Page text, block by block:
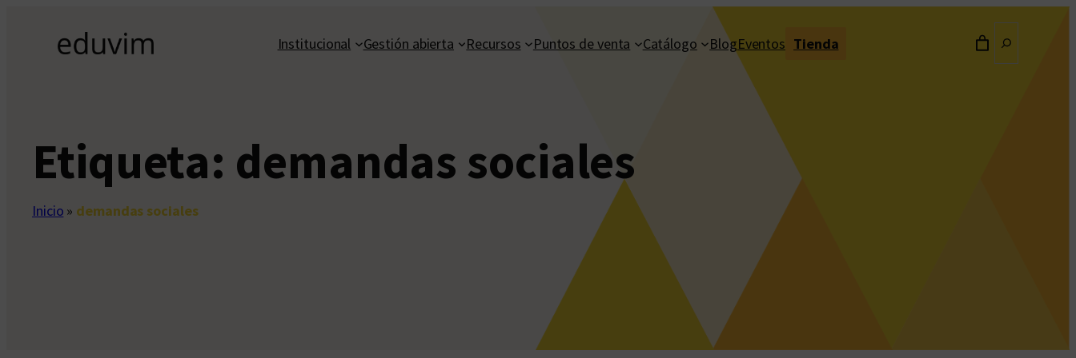
contenido
Institucional Gestión abierta Recursos Puntos de venta Catálogo BlogEventos Tienda
Etiqueta: demandas sociales
Inicio » demandas sociales